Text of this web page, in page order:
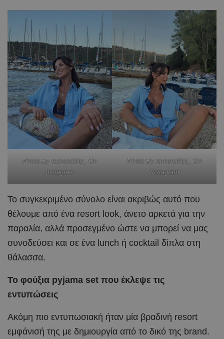
Photo By ramonafilip_ On
Instagram
Photo By ramonafilip_ On
Instagram
Το συγκεκριμένο σύνολο είναι ακριβώς αυτό που
θέλουμε από ένα resort look, άνετο αρκετά για την
παραλία, αλλά προσεγμένο ώστε να μπορεί να μας
συνοδεύσει και σε ένα lunch ή cocktail δίπλα στη
θάλασσα.
Το φούξια pyjama set που έκλεψε τις
εντυπώσεις
Ακόμη πιο εντυπωσιακή ήταν μία βραδινή resort
εμφάνισή της με δημιουργία από το δικό της brand.